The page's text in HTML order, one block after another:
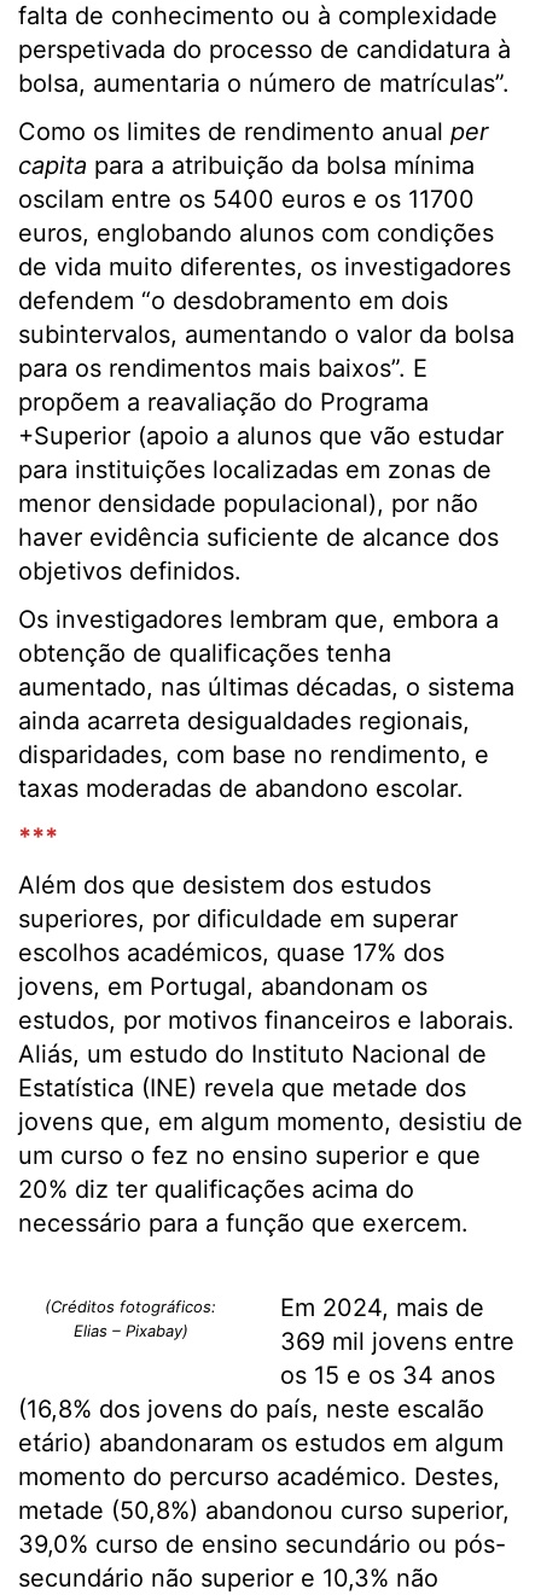
falta de conhecimento ou à complexidade
perspetivada do processo de candidatura à
bolsa, aumentaria o número de matrículas”.
Como os limites de rendimento anual per
capita para a atribuição da bolsa mínima
oscilam entre os 5400 euros e os 11700
euros, englobando alunos com condições
de vida muito diferentes, os investigadores
defendem “o desdobramento em dois
subintervalos, aumentando o valor da bolsa
para os rendimentos mais baixos”. E
propõem a reavaliação do Programa
+Superior (apoio a alunos que vão estudar
para instituições localizadas em zonas de
menor densidade populacional), por não
haver evidência suficiente de alcance dos
objetivos definidos.
Os investigadores lembram que, embora a
obtenção de qualificações tenha
aumentado, nas últimas décadas, o sistema
ainda acarreta desigualdades regionais,
disparidades, com base no rendimento, e
taxas moderadas de abandono escolar.
***
Além dos que desistem dos estudos
superiores, por dificuldade em superar
escolhos académicos, quase 17% dos
jovens, em Portugal, abandonam os
estudos, por motivos financeiros e laborais.
Aliás, um estudo do Instituto Nacional de
Estatística (INE) revela que metade dos
jovens que, em algum momento, desistiu de
um curso o fez no ensino superior e que
20% diz ter qualificações acima do
necessário para a função que exercem.
(Créditos fotográficos:
Elias – Pixabay)
Em 2024, mais de
369 mil jovens entre
os 15 e os 34 anos
(16,8% dos jovens do país, neste escalão
etário) abandonaram os estudos em algum
momento do percurso académico. Destes,
metade (50,8%) abandonou curso superior,
39,0% curso de ensino secundário ou pós-
secundário não superior e 10,3% não